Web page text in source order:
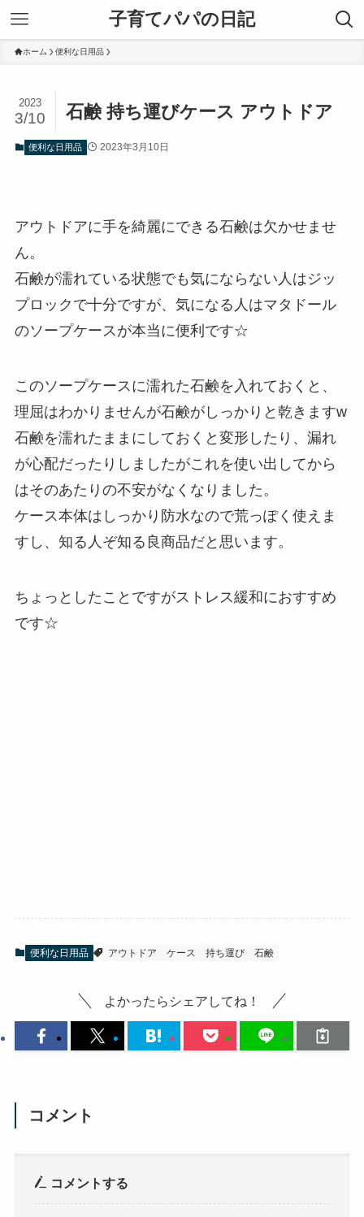
子育てパパの日記
ホーム 便利な日用品
石鹸 持ち運びケース アウトドア
2023
3/10
便利な日用品 2023年3月10日
アウトドアに手を綺麗にできる石鹸は欠かせませ
ん。
石鹸が濡れている状態でも気にならない人はジッ
プロックで十分ですが、気になる人はマタドール
のソープケースが本当に便利です☆
このソープケースに濡れた石鹸を入れておくと、
理屈はわかりませんが石鹸がしっかりと乾きますw
石鹸を濡れたままにしておくと変形したり、漏れ
が心配だったりしましたがこれを使い出してから
はそのあたりの不安がなくなりました。
ケース本体はしっかり防水なので荒っぽく使えま
すし、知る人ぞ知る良商品だと思います。
ちょっとしたことですがストレス緩和におすすめ
です☆
便利な日用品 アウトドア ケース 持ち運び 石鹸
よかったらシェアしてね！
コメント
コメントする